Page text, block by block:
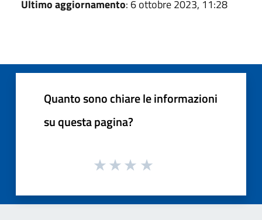
Ultimo aggiornamento: 6 ottobre 2023, 11:28
Quanto sono chiare le informazioni
su questa pagina?